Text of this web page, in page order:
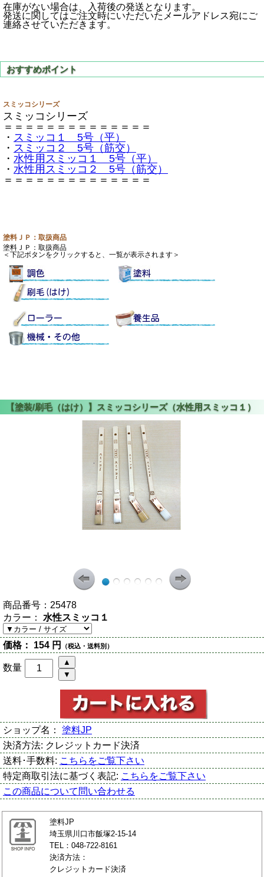
在庫がない場合は、入荷後の発送となります。
発送に関してはご注文時にいただいたメールアドレス宛にご
連絡させていただきます。
スミッコシリーズ
スミッコシリーズ
＝＝＝＝＝＝＝＝＝＝＝＝＝＝
・ スミッコ１ 5号（平）
・ スミッコ２ 5号（筋交）
・ 水性用スミッコ１ 5号（平）
・ 水性用スミッコ２ 5号（筋交）
＝＝＝＝＝＝＝＝＝＝＝＝＝＝
塗料ＪＰ：取扱商品
塗料ＪＰ：取扱商品
＜下記ボタンをクリックすると、一覧が表示されます＞
商品番号： 25478
カラー： 水性スミッコ１
価格： 154 円 （税込・送料別）
数量
ショップ名： 塗料JP
決済方法: クレジットカード決済
送料･手数料: こちらをご覧下さい
特定商取引法に基づく表記: こちらをご覧下さい
この商品について問い合わせる
塗料JP
埼玉県川口市飯塚2-15-14
TEL：048-722-8161
決済方法：
クレジットカード決済